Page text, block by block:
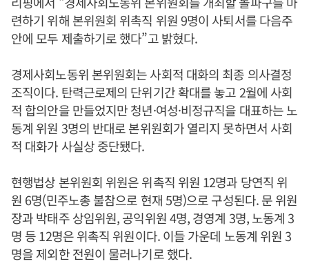
련하기 위해 본위원회 위촉직 위원 9명이 사퇴서를 다음주
안에 모두 제출하기로 했다”고 밝혔다.
경제사회노동위 본위원회는 사회적 대화의 최종 의사결정
조직이다. 탄력근로제의 단위기간 확대를 놓고 2월에 사회
적 합의안을 만들었지만 청년·여성·비정규직을 대표하는 노
동계 위원 3명의 반대로 본위원회가 열리지 못하면서 사회
적 대화가 사실상 중단됐다.
현행법상 본위원회 위원은 위촉직 위원 12명과 당연직 위
원 6명(민주노총 불참으로 현재 5명)으로 구성된다. 문 위원
장과 박태주 상임위원, 공익위원 4명, 경영계 3명, 노동계 3
명 등 12명은 위촉직 위원이다. 이들 가운데 노동계 위원 3
명을 제외한 전원이 물러나기로 했다.